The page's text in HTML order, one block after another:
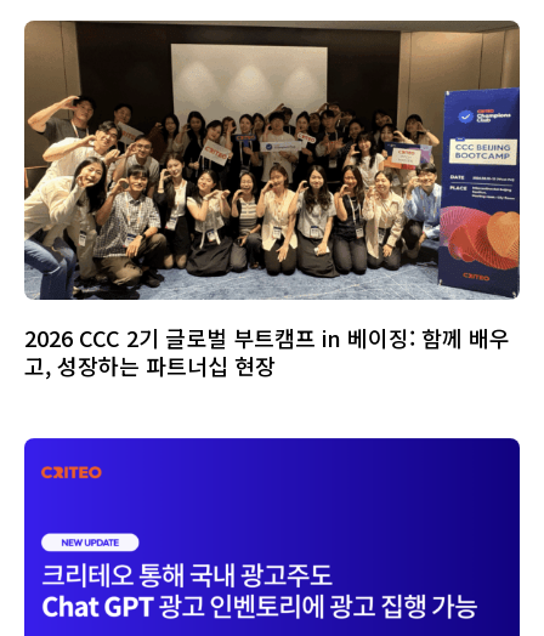
2026 CCC 2기 글로벌 부트캠프 in 베이징: 함께 배우
고, 성장하는 파트너십 현장